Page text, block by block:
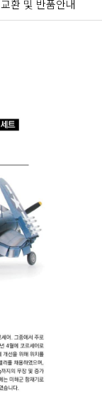
교환 및 반품안내